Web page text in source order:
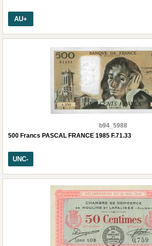
AU+
b94_5988
500 Francs PASCAL FRANCE 1985 F.71.33
UNC-